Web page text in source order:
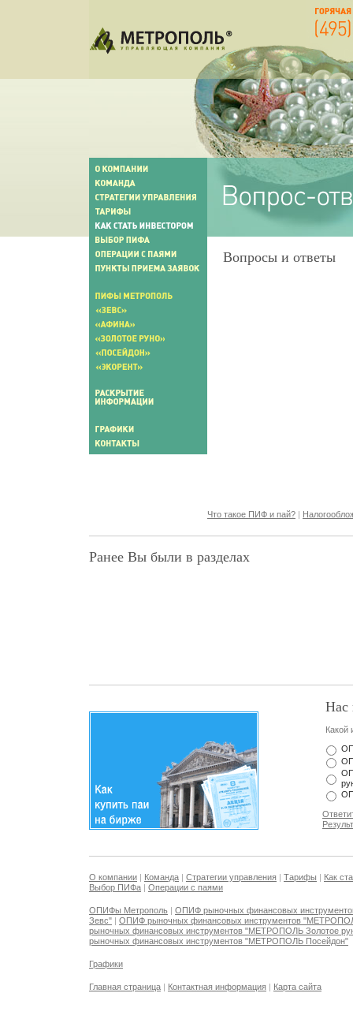
Вопросы и ответы
Что такое ПИФ и пай? |
Ранее Вы были в разделах
Нас
Какой
О компании | Команда | Стратегии управления | Тарифы | Как
Выбор ПИФа | Операции с паями
ОПИФы Метрополь | ОПИФ рыночных финансовых
Зевс" | ОПИФ рыночных финансовых инструментов
рыночных финансовых инструментов "МЕТРОПОЛЬ Золотое
рыночных финансовых инструментов "МЕТРОПОЛЬ Посейдон"
Графики
Главная страница | Контактная информация | Карта сайта